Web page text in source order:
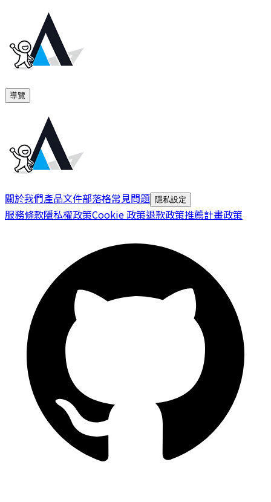
導覽
關於我們產品文件部落格常見問題 隱私設定
服務條款隱私權政策Cookie 政策退款政策推薦計畫政策